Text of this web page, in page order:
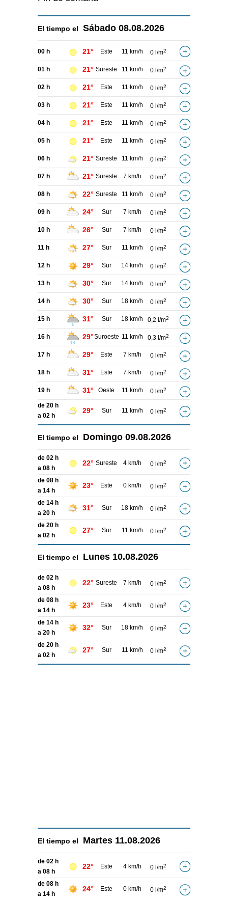
El tiempo el Sábado 08.08.2026
00 h 21° Este 11 km/h 0 l/m2
01 h 21° Sureste 11 km/h 0 l/m2
02 h 21° Este 11 km/h 0 l/m2
03 h 21° Este 11 km/h 0 l/m2
04 h 21° Este 11 km/h 0 l/m2
05 h 21° Este 11 km/h 0 l/m2
06 h 21° Sureste 11 km/h 0 l/m2
07 h 21° Sureste 7 km/h 0 l/m2
08 h 22° Sureste 11 km/h 0 l/m2
09 h 24° Sur 7 km/h 0 l/m2
10 h 26° Sur 7 km/h 0 l/m2
11 h 27° Sur 11 km/h 0 l/m2
12 h 29° Sur 14 km/h 0 l/m2
13 h 30° Sur 14 km/h 0 l/m2
14 h 30° Sur 18 km/h 0 l/m2
15 h 31° Sur 18 km/h 0,2 l/m2
16 h 29°Suroeste 11 km/h 0,3 l/m2
17 h 29° Este 7 km/h 0 l/m2
18 h 31° Este 7 km/h 0 l/m2
19 h 31° Oeste 11 km/h 0 l/m2
de 20 h
a 02 h
29° Sur 11 km/h 0 l/m2
El tiempo el Domingo 09.08.2026
de 02 h
a 08 h
22° Sureste 4 km/h 0 l/m2
de 08 h
a 14 h
23° Este 0 km/h 0 l/m2
de 14 h
a 20 h
31° Sur 18 km/h 0 l/m2
de 20 h
a 02 h
27° Sur 11 km/h 0 l/m2
El tiempo el Lunes 10.08.2026
de 02 h
a 08 h
22° Sureste 7 km/h 0 l/m2
de 08 h
a 14 h
23° Este 4 km/h 0 l/m2
de 14 h
a 20 h
32° Sur 18 km/h 0 l/m2
de 20 h
a 02 h
27° Sur 11 km/h 0 l/m2
El tiempo el Martes 11.08.2026
de 02 h
a 08 h
22° Este 4 km/h 0 l/m2
de 08 h
a 14 h
24° Este 0 km/h 0 l/m2